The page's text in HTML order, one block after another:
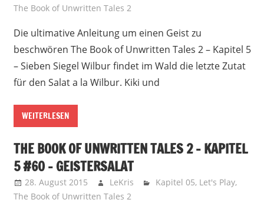
The Book of Unwritten Tales 2
Die ultimative Anleitung um einen Geist zu
beschwören The Book of Unwritten Tales 2 – Kapitel 5
– Sieben Siegel Wilbur findet im Wald die letzte Zutat
für den Salat a la Wilbur. Kiki und
WEITERLESEN
THE BOOK OF UNWRITTEN TALES 2 – KAPITEL
5 #60 – GEISTERSALAT
28. August 2015 LeKris Kapitel 05, Let's Play,
The Book of Unwritten Tales 2